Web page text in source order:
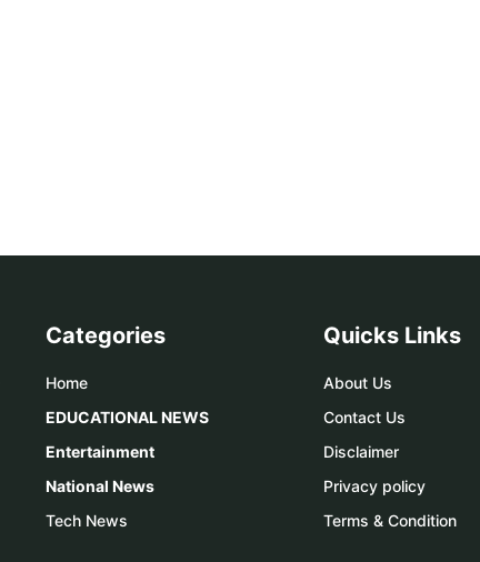
Categories
Home
EDUCATIONAL NEWS
Entertainment
National News
Tech News
Quicks Links
About Us
Contact Us
Disclaimer
Privacy policy
Terms & Condition